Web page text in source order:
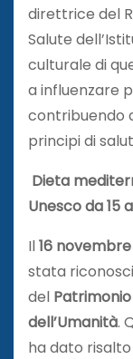
direttrice del
Salute
culturale di
a influenzare
contribuendo
principi di
Dieta
Unesco da 15
Il16 novembre
stata
del
dell’Umanità.
ha dato